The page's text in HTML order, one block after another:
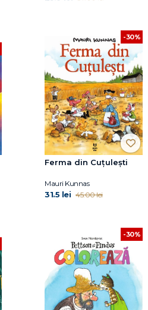
-30%
Ferma din Cuțulești
Mauri Kunnas
31.5 lei 45.00 lei
-30%